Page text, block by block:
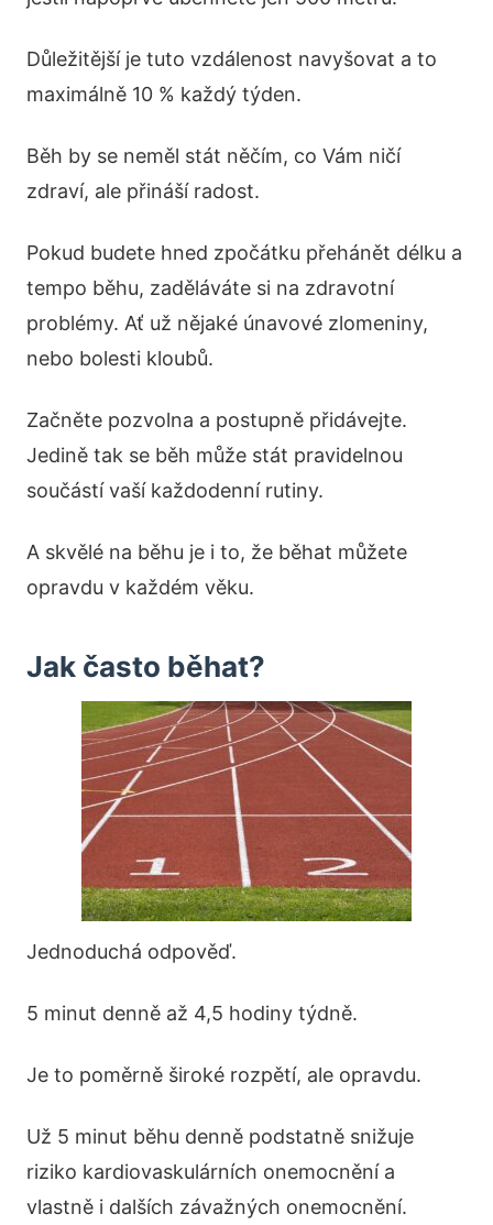
Důležitější je tuto vzdálenost navyšovat a to
maximálně 10 % každý týden.
Běh by se neměl stát něčím, co Vám ničí
zdraví, ale přináší radost.
Pokud budete hned zpočátku přehánět délku a
tempo běhu, zaděláváte si na zdravotní
problémy. Ať už nějaké únavové zlomeniny,
nebo bolesti kloubů.
Začněte pozvolna a postupně přidávejte.
Jedině tak se běh může stát pravidelnou
součástí vaší každodenní rutiny.
A skvělé na běhu je i to, že běhat můžete
opravdu v každém věku.
Jak často běhat?
Jednoduchá odpověď.
5 minut denně až 4,5 hodiny týdně.
Je to poměrně široké rozpětí, ale opravdu.
Už 5 minut běhu denně podstatně snižuje
riziko kardiovaskulárních onemocnění a
vlastně i dalších závažných onemocnění.